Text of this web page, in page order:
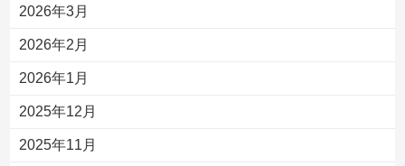
2026年3月
2026年2月
2026年1月
2025年12月
2025年11月